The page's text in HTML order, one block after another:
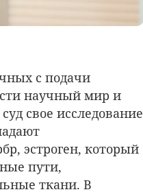
с подачи
научный мир и
свое исследование
эстроген, который
пути,
ткани. В